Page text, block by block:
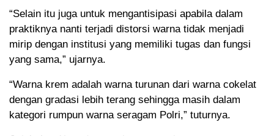
“Selain itu juga untuk mengantisipasi apabila dalam
praktiknya nanti terjadi distorsi warna tidak menjadi
mirip dengan institusi yang memiliki tugas dan fungsi
yang sama,” ujarnya.
“Warna krem adalah warna turunan dari warna cokelat
dengan gradasi lebih terang sehingga masih dalam
kategori rumpun warna seragam Polri,” tuturnya.